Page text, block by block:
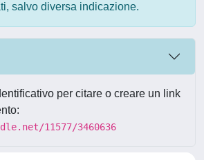
salvo diversa indicazione.
per citare o creare un link
11577/3460636